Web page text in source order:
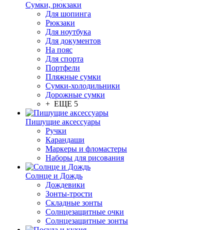
Сумки, рюкзаки
Для шопинга
Рюкзаки
Для ноутбука
Для документов
На пояс
Для спорта
Портфели
Пляжные сумки
Сумки-холодильники
Дорожные сумки
+ ЕЩЕ 5
Пишущие аксессуары
Ручки
Карандаши
Маркеры и фломастеры
Наборы для рисования
Солнце и Дождь
Дождевики
Зонты-трости
Складные зонты
Солнцезащитные очки
Солнцезащитные зонты